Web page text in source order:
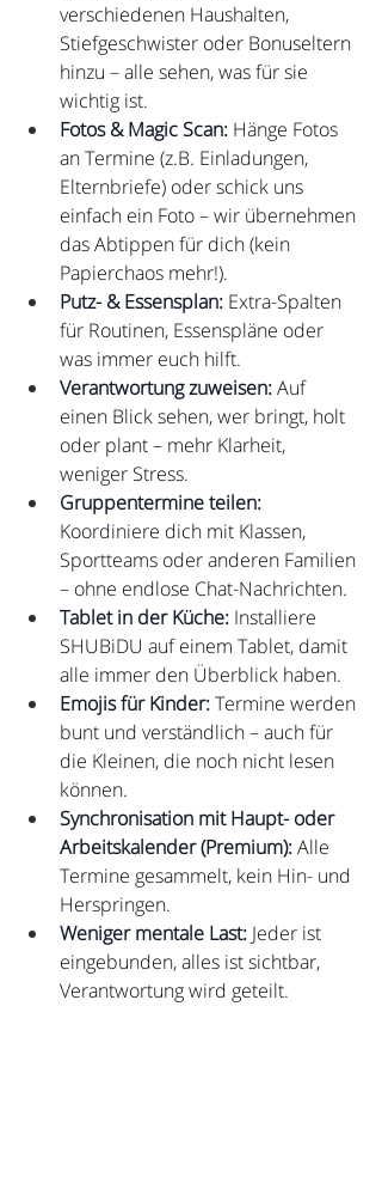
verschiedenen Haushalten,
Stiefgeschwister oder Bonuseltern
hinzu – alle sehen, was für sie
wichtig ist.
Fotos & Magic Scan: Hänge Fotos
an Termine (z.B. Einladungen,
Elternbriefe) oder schick uns
einfach ein Foto – wir übernehmen
das Abtippen für dich (kein
Papierchaos mehr!).
Putz- & Essensplan: Extra-Spalten
für Routinen, Essenspläne oder
was immer euch hilft.
Verantwortung zuweisen: Auf
einen Blick sehen, wer bringt, holt
oder plant – mehr Klarheit,
weniger Stress.
Gruppentermine teilen:
Koordiniere dich mit Klassen,
Sportteams oder anderen Familien
– ohne endlose Chat-Nachrichten.
Tablet in der Küche: Installiere
SHUBiDU auf einem Tablet, damit
alle immer den Überblick haben.
Emojis für Kinder: Termine werden
bunt und verständlich – auch für
die Kleinen, die noch nicht lesen
können.
Synchronisation mit Haupt- oder
Arbeitskalender (Premium): Alle
Termine gesammelt, kein Hin- und
Herspringen.
Weniger mentale Last: Jeder ist
eingebunden, alles ist sichtbar,
Verantwortung wird geteilt.